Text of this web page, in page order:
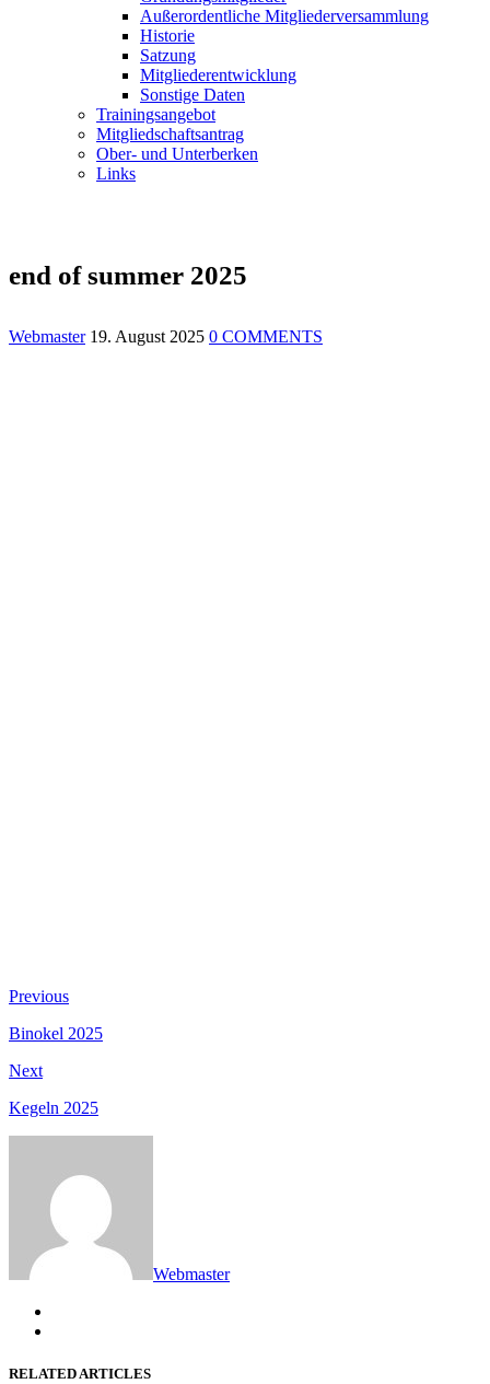
Außerordentliche Mitgliederversammlung
Historie
Satzung
Mitgliederentwicklung
Sonstige Daten
Trainingsangebot
Mitgliedschaftsantrag
Ober- und Unterberken
Links
end of summer 2025
Webmaster 19. August 2025 0 COMMENTS
Beitragsnavigation
PreviousPrevious
Binokel 2025
NextNext
Kegeln 2025
Webmaster
RELATED ARTICLES